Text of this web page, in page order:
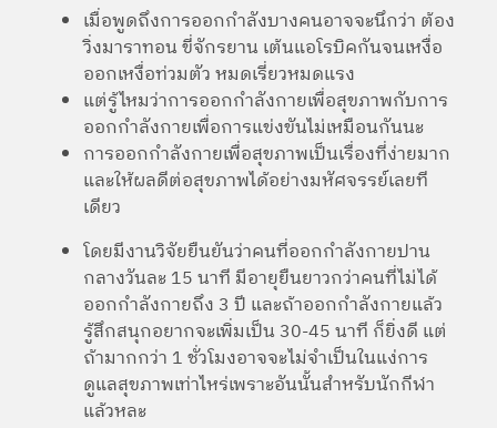
เมื่อพูดถึงการออกกำลังบางคนอาจจะนึกว่า ต้อง
วิ่งมาราทอน ขี่จักรยาน เต้นแอโรบิคกันจนเหงื่อ
ออกเหงื่อท่วมตัว หมดเรี่ยวหมดแรง
แต่รู้ไหมว่าการออกกำลังกายเพื่อสุขภาพกับการ
ออกกำลังกายเพื่อการแข่งขันไม่เหมือนกันนะ
การออกกำลังกายเพื่อสุขภาพเป็นเรื่องที่ง่ายมาก
และให้ผลดีต่อสุขภาพได้อย่างมหัศจรรย์เลยที
เดียว
โดยมีงานวิจัยยืนยันว่าคนที่ออกกำลังกายปาน
กลางวันละ 15 นาที มีอายุยืนยาวกว่าคนที่ไม่ได้
ออกกำลังกายถึง 3 ปี และถ้าออกกำลังกายแล้ว
รู้สึกสนุกอยากจะเพิ่มเป็น 30-45 นาที ก็ยิ่งดี แต่
ถ้ามากกว่า 1 ชั่วโมงอาจจะไม่จำเป็นในแง่การ
ดูแลสุขภาพเท่าไหร่เพราะอันนั้นสำหรับนักกีฬา
แล้วหละ